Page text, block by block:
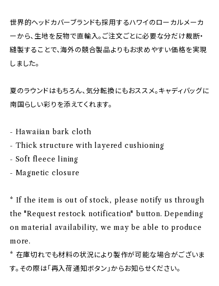
世界的ヘッドカバーブランドも採用するハワイのローカルメーカ
ーから、生地を反物で直輸入。ご注文ごとに必要な分だけ裁断・
縫製することで、海外の競合製品よりもお求めやすい価格を実現
しました。
夏のラウンドはもちろん、気分転換にもおススメ。キャディバッグに
南国らしい彩りを添えてくれます。
- Hawaiian bark cloth
- Thick structure with layered cushioning
- Soft fleece lining
- Magnetic closure
* If the item is out of stock, please notify us through
the "Request restock notification" button. Depending
on material availability, we may be able to produce
more.
* 在庫切れでも材料の状況により製作が可能な場合がございま
す。その際は「再入荷通知ボタン」からお知らせください。